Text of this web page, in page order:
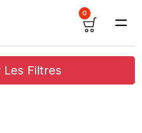
0
Filtres